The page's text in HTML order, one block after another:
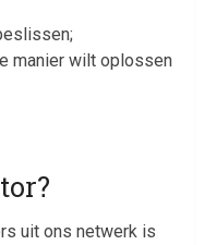
manier wilt oplossen
uit ons netwerk is